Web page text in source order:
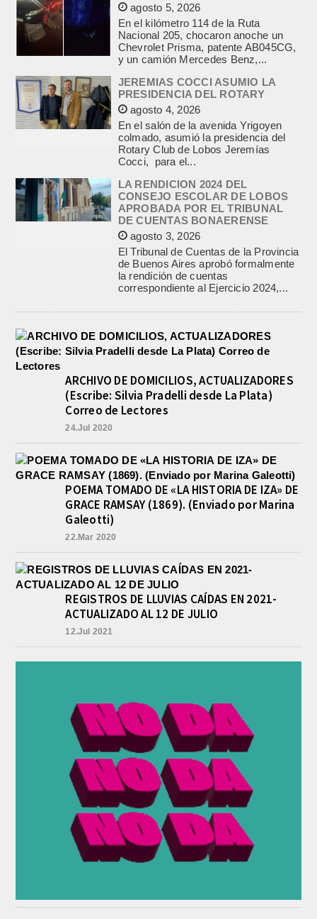
agosto 5, 2026
En el kilómetro 114 de la Ruta
Nacional 205, chocaron anoche un
Chevrolet Prisma, patente AB045CG,
y un camión Mercedes Benz,...
JEREMIAS COCCI ASUMIO LA
PRESIDENCIA DEL ROTARY
agosto 4, 2026
En el salón de la avenida Yrigoyen
colmado, asumió la presidencia del
Rotary Club de Lobos Jeremías
Cocci, para el...
LA RENDICION 2024 DEL
CONSEJO ESCOLAR DE LOBOS
APROBADA POR EL TRIBUNAL
DE CUENTAS BONAERENSE
agosto 3, 2026
El Tribunal de Cuentas de la Provincia
de Buenos Aires aprobó formalmente
la rendición de cuentas
correspondiente al Ejercicio 2024,...
ARCHIVO DE DOMICILIOS, ACTUALIZADORES
(Escribe: Silvia Pradelli desde La Plata)
Correo de Lectores
24.Jul 2020
POEMA TOMADO DE «LA HISTORIA DE IZA» DE
GRACE RAMSAY (1869). (Enviado por Marina
Galeotti)
22.Mar 2020
REGISTROS DE LLUVIAS CAÍDAS EN 2021-
ACTUALIZADO AL 12 DE JULIO
12.Jul 2021